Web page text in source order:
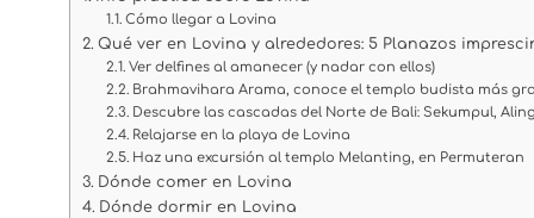
Cómo llegar a Lovina
Qué ver en Lovina y alrededores: 5 Planazos
Ver delfines al amanecer (y nadar con ellos)
Brahmavihara Arama, conoce el templo budista más
Descubre las cascadas del Norte de Bali: Sekumpul,
Relajarse en la playa de Lovina
Haz una excursión al templo Melanting, en Permuteran
Dónde comer en Lovina
Dónde dormir en Lovina